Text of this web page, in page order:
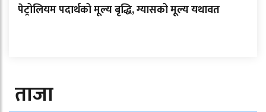
पेट्रोलियम पदार्थको मूल्य बृद्धि, ग्यासको मूल्य यथावत
ताजा